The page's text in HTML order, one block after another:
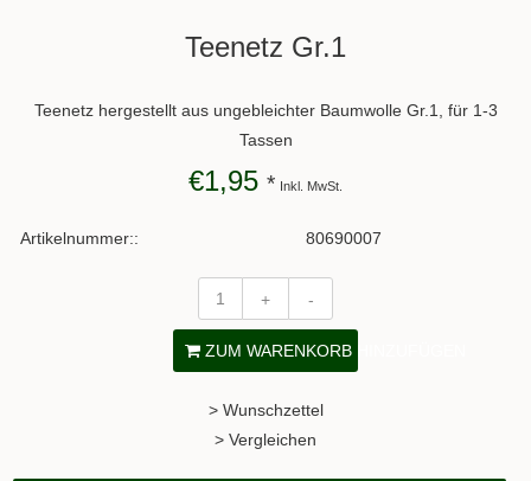
Teenetz Gr.1
Teenetz hergestellt aus ungebleichter Baumwolle Gr.1, für 1-3
Tassen
€1,95 * Inkl. MwSt.
Artikelnummer:: 80690007
+ -
ZUM WARENKORB HINZUFÜGEN
> Wunschzettel
> Vergleichen